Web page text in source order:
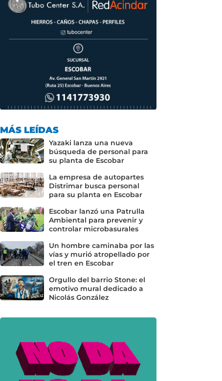
MÁS LEÍDAS
Yazaki lanza una nueva
búsqueda de personal para
su planta de Escobar
La empresa de autopartes
Distrimar busca personal
para su planta en Escobar
Escobar lanzó una Patrulla
Ambiental para prevenir y
controlar microbasurales
Un hombre caminaba por las
vías y murió atropellado por
el tren en Escobar
Orgullo del barrio Stone: el
emotivo mural dedicado a
Nicolás González